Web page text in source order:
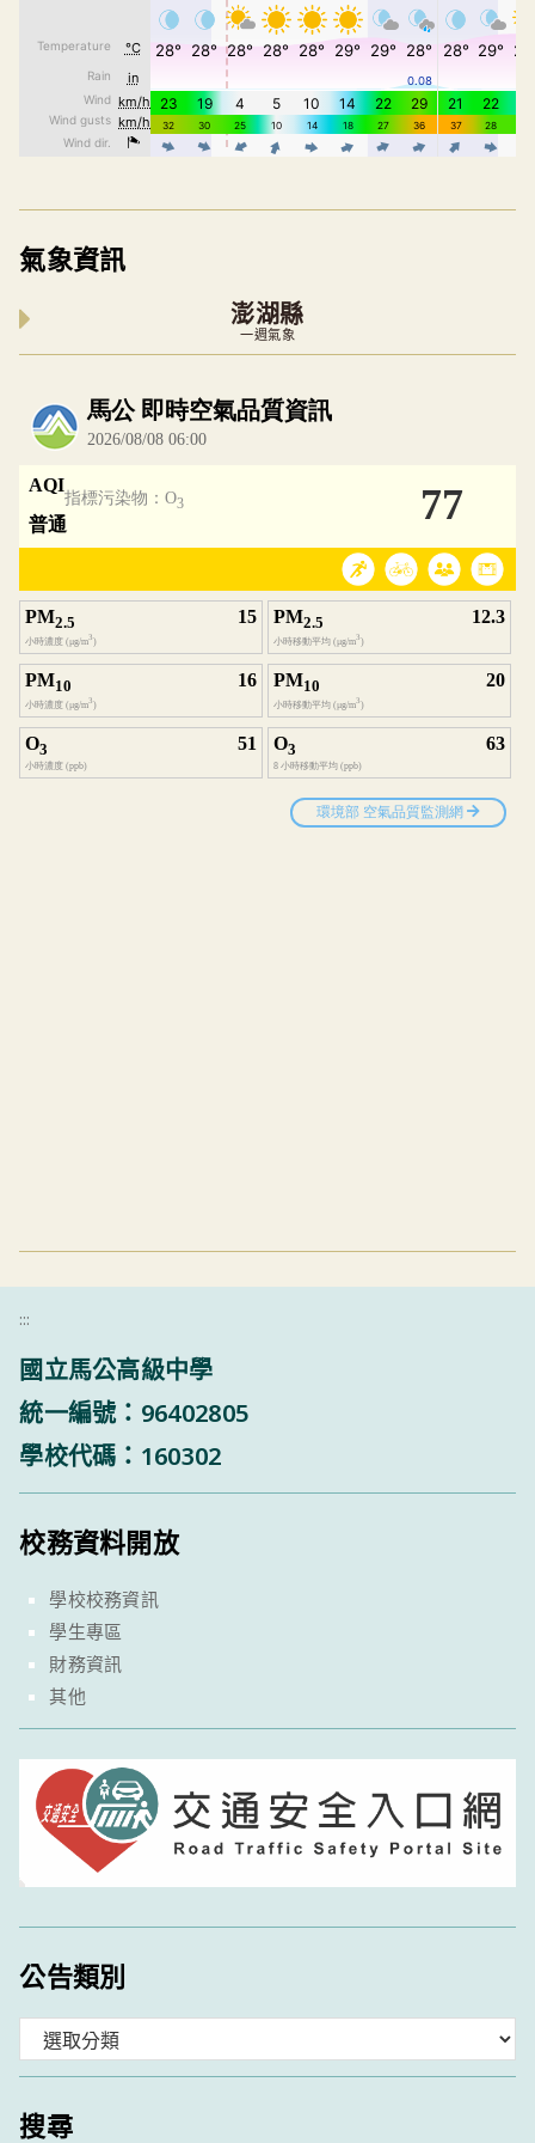
氣象資訊
澎湖縣
一週氣象
內嵌空氣品質小工具為視覺預覽，完整即時空
:::
國立馬公高級中學
統一編號：96402805
學校代碼：160302
校務資料開放
學校校務資訊
學生專區
財務資訊
其他
公告類別
類
搜尋